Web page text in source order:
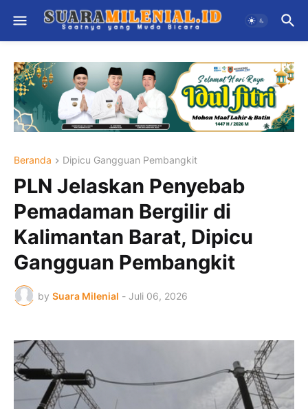
Beranda Dipicu Gangguan Pembangkit
PLN Jelaskan Penyebab
Pemadaman Bergilir di
Kalimantan Barat, Dipicu
Gangguan Pembangkit
by Suara Milenial - Juli 06, 2026